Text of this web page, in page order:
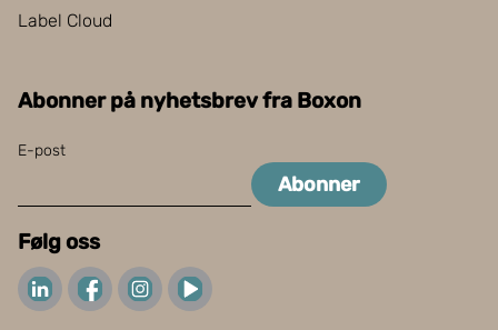
Label Cloud
Abonner på nyhetsbrev fra Boxon
E-post
Abonner
Følg oss